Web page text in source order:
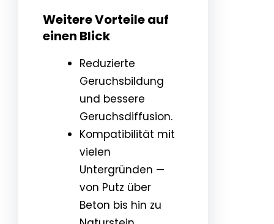
Weitere Vorteile auf
einen Blick
Reduzierte
Geruchsbildung
und bessere
Geruchsdiffusion.
Kompatibilität mit
vielen
Untergründen —
von Putz über
Beton bis hin zu